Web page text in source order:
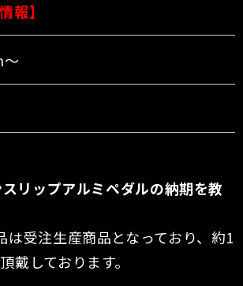
報】
リップアルミペダルの納期を教
は受注生産商品となっており、約1
戴しております。